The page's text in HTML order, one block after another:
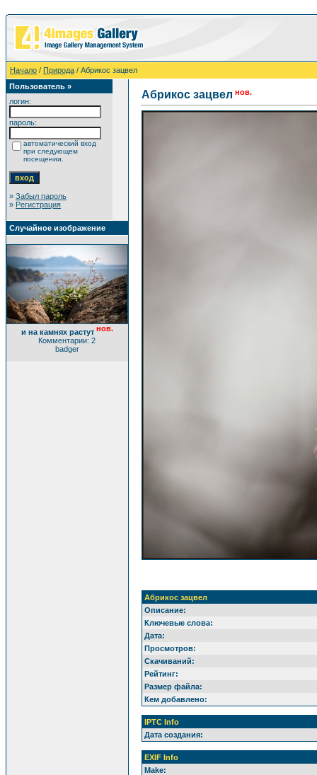
Начало / Природа / Абрикос зацвел
Пользователь »
логин:
пароль:
автоматический вход
при следующем
посещении.
» Забыл пароль
» Регистрация
Случайное изображение
и на камнях растут нов.
Комментарии: 2
badger
Абрикос зацвел нов.
Абрикос зацвел
Описание:
Ключевые слова:
Дата:
Просмотров:
Скачиваний:
Рейтинг:
Размер файла:
Кем добавлено:
IPTC Info
Дата создания:
EXIF Info
Make: